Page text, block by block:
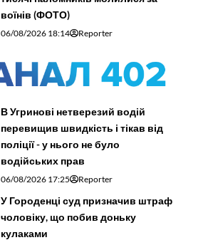
воїнів (ФОТО)
06/08/2026 18:14 Reporter
В Угринові нетверезий водій
перевищив швидкість і тікав від
поліції - у нього не було
водійських прав
06/08/2026 17:25 Reporter
У Городенці суд призначив штраф
чоловіку, що побив доньку
кулаками